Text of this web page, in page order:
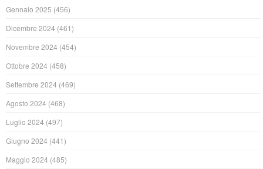
Gennaio 2025 (456)
Dicembre 2024 (461)
Novembre 2024 (454)
Ottobre 2024 (458)
Settembre 2024 (469)
Agosto 2024 (468)
Luglio 2024 (497)
Giugno 2024 (441)
Maggio 2024 (485)